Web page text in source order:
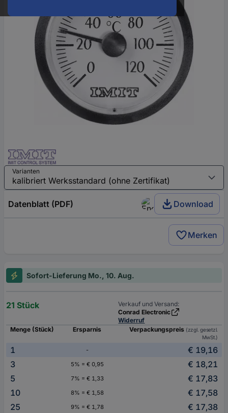
Varianten
Datenblatt (PDF) Download
Merken
Sofort-Lieferung Mo., 10. Aug.
21 Stück
Verkauf und Versand:
Conrad Electronic
Widerruf
Menge (Stück)
Ersparnis Verpackungspreis (zzgl. gesetzl.
MwSt.)
1 -
€ 19,16
3
5% = € 0,95
€ 18,21
5
7% = € 1,33
€ 17,83
10
8% = € 1,58
€ 17,58
25
9% = € 1,78
€ 17,38